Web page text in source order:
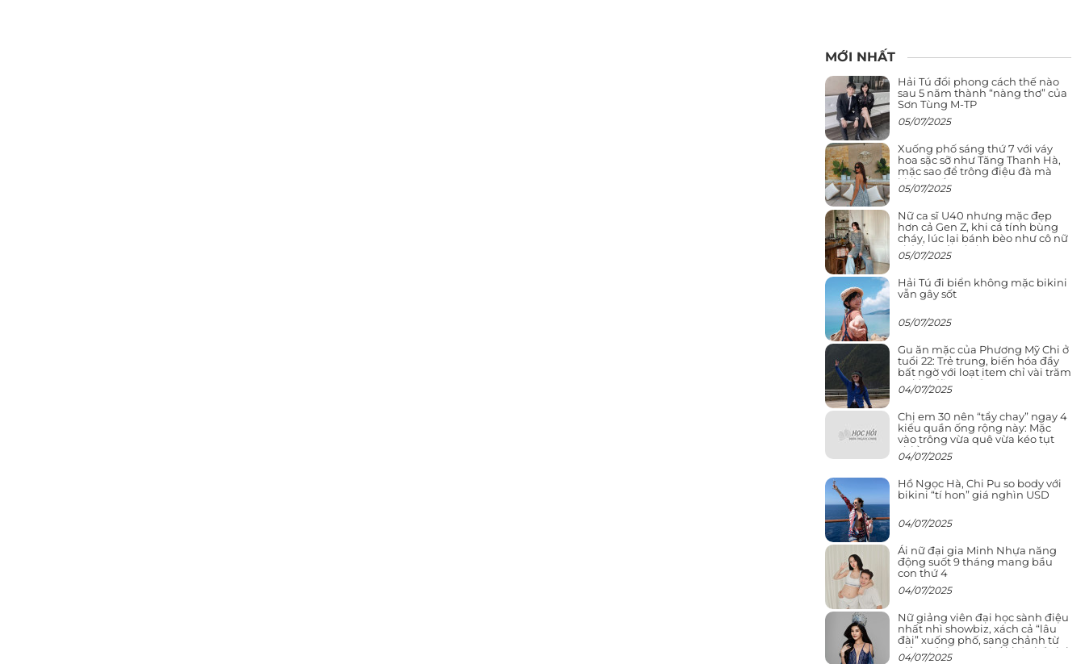
MỚI NHẤT
Hải Tú đổi phong cách thế nào
sau 5 năm thành “nàng thơ” của
Sơn Tùng M-TP
05/07/2025
Xuống phố sáng thứ 7 với váy
hoa sặc sỡ như Tăng Thanh Hà,
mặc sao để trông điệu đà mà
không sến
05/07/2025
Nữ ca sĩ U40 nhưng mặc đẹp
hơn cả Gen Z, khi cá tính bùng
cháy, lúc lại bánh bèo như cô nữ
chính ngôn tình
05/07/2025
Hải Tú đi biển không mặc bikini
vẫn gây sốt
05/07/2025
Gu ăn mặc của Phương Mỹ Chi ở
tuổi 22: Trẻ trung, biến hóa đầy
bất ngờ với loạt item chỉ vài trăm
nghìn đã mua được
04/07/2025
Chị em 30 nên “tẩy chay” ngay 4
kiểu quần ống rộng này: Mặc
vào trông vừa quê vừa kéo tụt
chiều cao
04/07/2025
Hồ Ngọc Hà, Chi Pu so body với
bikini “tí hon” giá nghìn USD
04/07/2025
Ái nữ đại gia Minh Nhựa năng
động suốt 9 tháng mang bầu
con thứ 4
04/07/2025
Nữ giảng viên đại học sành điệu
nhất nhì showbiz, xách cả “lâu
đài” xuống phố, sang chảnh từ
giảng đường ra phố khó ai đọ lại
04/07/2025